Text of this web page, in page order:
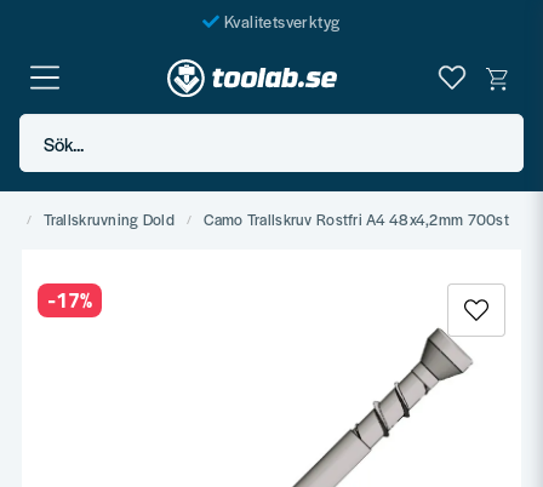
Kvalitetsverktyg
Fraktfritt över 999 SEK*
En järnhandel för alla
Sök...
Trallskruvning Dold Camo Trallskruv Rostfri A4 48x4,2mm 700st
-17%